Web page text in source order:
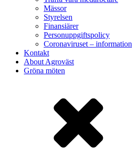
Mässor
Styrelsen
Finansiärer
Personuppgiftspolicy
Coronaviruset – information
Kontakt
About Agroväst
Gröna möten